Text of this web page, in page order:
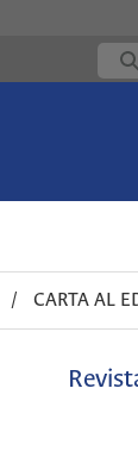
/ CARTA AL